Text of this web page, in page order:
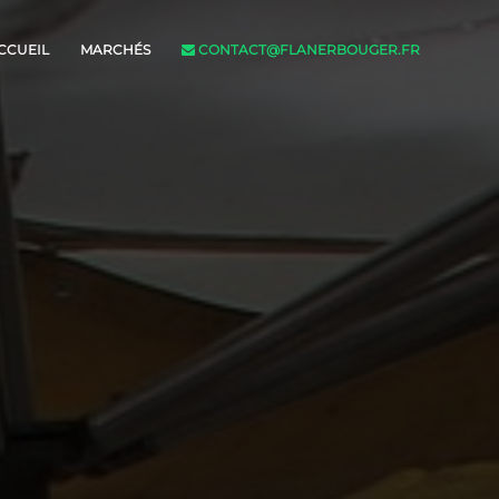
MARCHÉS CONTACT@FLANERBOUGER.FR